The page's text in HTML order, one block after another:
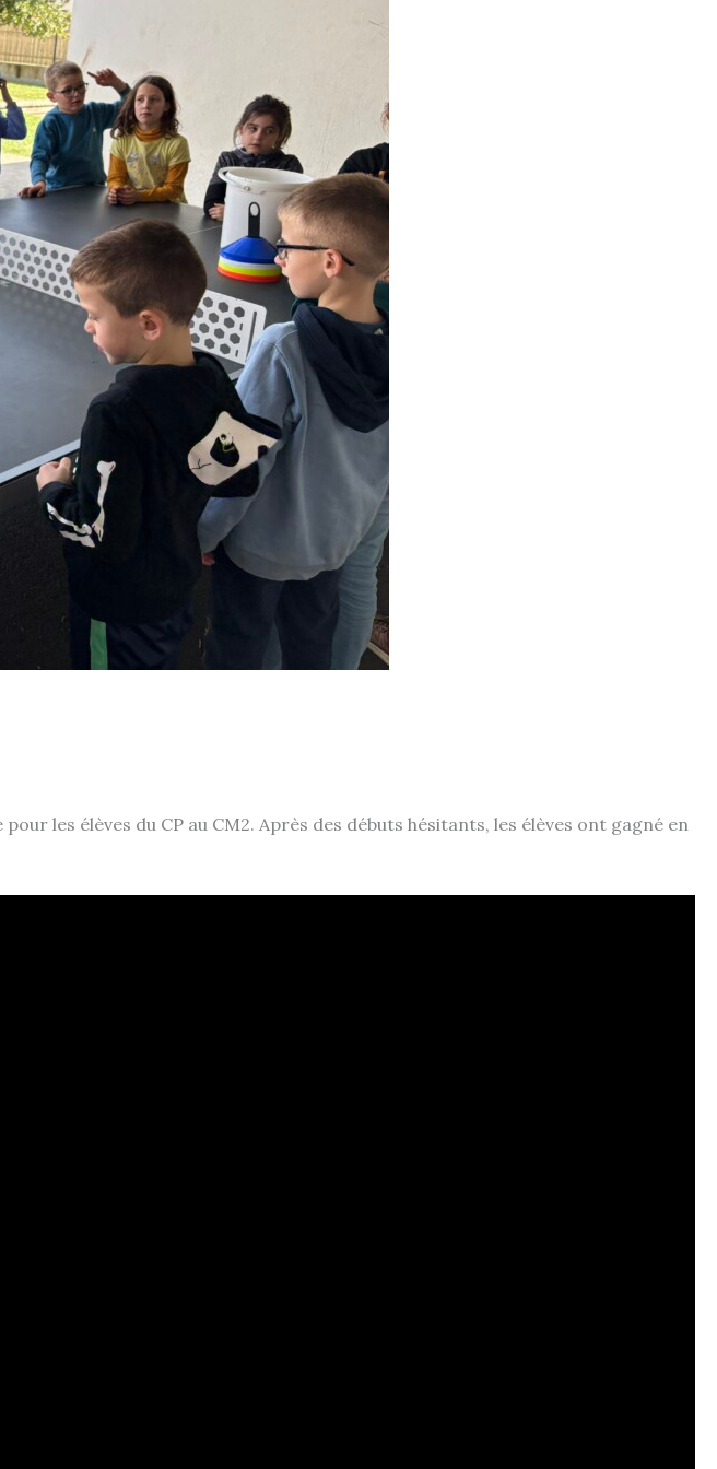
les élèves du CP au CM2. Après des débuts hésitants, les élèves ont gagné en